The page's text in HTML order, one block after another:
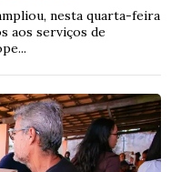
nesta quarta-feira
aos serviços de